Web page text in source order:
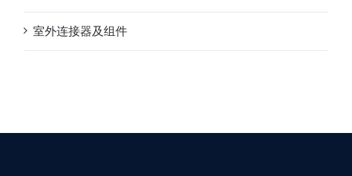
室外连接器及组件